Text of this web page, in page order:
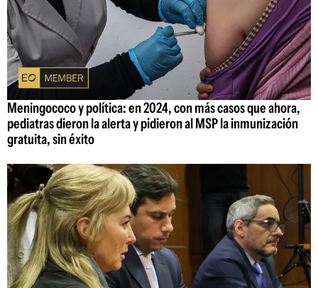
Meningococo y política: en 2024, con más casos que ahora,
pediatras dieron la alerta y pidieron al MSP la inmunización
gratuita, sin éxito